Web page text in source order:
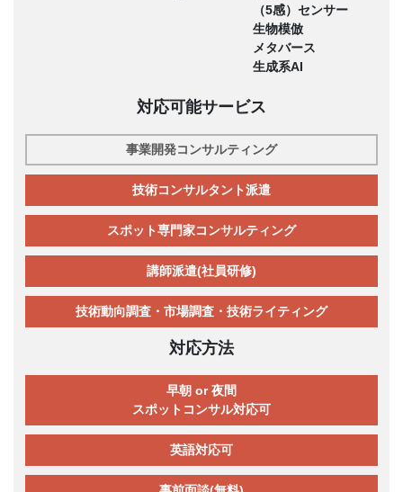
（5感）センサー
生物模倣
メタバース
生成系AI
対応可能サービス
事業開発コンサルティング
技術コンサルタント派遣
スポット専門家コンサルティング
講師派遣(社員研修)
技術動向調査・市場調査・技術ライティング
対応方法
早朝 or 夜間
スポットコンサル対応可
英語対応可